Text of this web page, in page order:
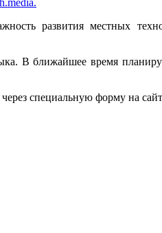
развития местных
В ближайшее время
специальную форму на